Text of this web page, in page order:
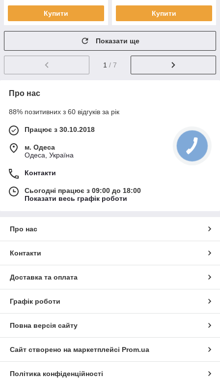
Купити Купити
Показати ще
1 / 7
Про нас
88% позитивних з 60 відгуків за рік
Працює з 30.10.2018
м. Одеса
Одеса, Україна
Контакти
Сьогодні працює з 09:00 до 18:00
Показати весь графік роботи
Про нас
Контакти
Доставка та оплата
Графік роботи
Повна версія сайту
Сайт створено на маркетплейсі Prom.ua
Політика конфіденційності